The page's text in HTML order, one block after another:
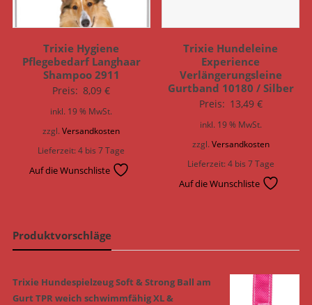
Trixie Hygiene
Pflegebedarf Langhaar
Shampoo 2911
Preis: 8,09€
inkl. 19 % MwSt.
zzgl.Versandkosten
Lieferzeit:4 bis 7 Tage
Auf die Wunschliste
Trixie Hundeleine
Experience
Verlängerungsleine
Gurtband 10180 / Silber
Preis: 13,49 €
inkl. 19 % MwSt.
zzgl. Versandkosten
Lieferzeit:4 bis 7 Tage
Auf die Wunschliste
Produktvorschläge
Trixie Hundespielzeug Soft & Strong Ball am
Gurt TPR weich schwimmfähig XL &